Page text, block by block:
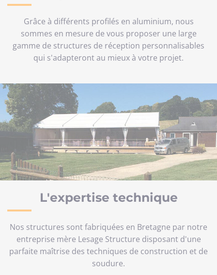
Grâce à différents profilés en aluminium, nous
sommes en mesure de vous proposer une large
gamme de structures de réception personnalisables
qui s'adapteront au mieux à votre projet.
L'expertise technique
Nos structures sont fabriquées en Bretagne par notre
entreprise mère Lesage Structure disposant d'une
parfaite maîtrise des techniques de construction et de
soudure.